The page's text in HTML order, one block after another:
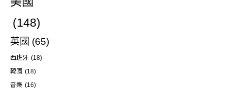
(148)
英國 (65)
西班牙 (18)
韓國 (18)
音樂 (16)